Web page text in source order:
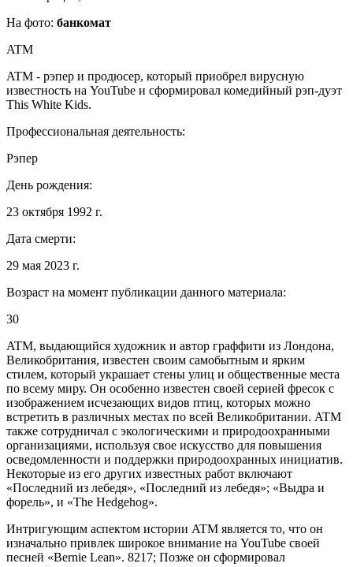
На фото: банкомат
ATM
ATM - рэпер и продюсер, который приобрел вирусную
известность на YouTube и сформировал комедийный рэп-дуэт
This White Kids.
Профессиональная деятельность:
Рэпер
День рождения:
23 октября 1992 г.
Дата смерти:
29 мая 2023 г.
Возраст на момент публикации данного материала:
30
ATM, выдающийся художник и автор граффити из Лондона,
Великобритания, известен своим самобытным и ярким
стилем, который украшает стены улиц и общественные места
по всему миру. Он особенно известен своей серией фресок с
изображением исчезающих видов птиц, которых можно
встретить в различных местах по всей Великобритании. ATM
также сотрудничал с экологическими и природоохранными
организациями, используя свое искусство для повышения
осведомленности и поддержки природоохранных инициатив.
Некоторые из его других известных работ включают
«Последний из лебедя», «Последний из лебедя»; «Выдра и
форель», и «The Hedgehog».
Интригующим аспектом истории ATM является то, что он
изначально привлек широкое внимание на YouTube своей
песней «Bernie Lean». 8217; Позже он сформировал